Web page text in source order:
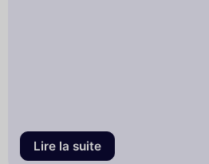
Lire la suite